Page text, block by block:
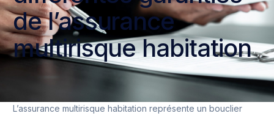
de l’assurance
multirisque habitation
L’assurance multirisque habitation représente un bouclier